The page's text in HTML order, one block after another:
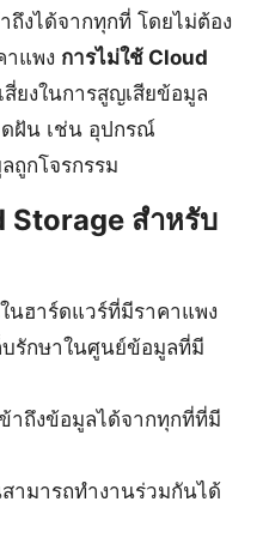
ถึงได้จากทุกที่ โดยไม่ต้อง
แพง การไม่ใช้ Cloud
สี่ยงในการสูญเสียข้อมูล
ฝัน เช่น อุปกรณ์
ถูกโจรกรรม
Storage สำหรับ
นฮาร์ดแวร์ที่มีราคาแพง
บรักษาในศูนย์ข้อมูลที่มี
าถึงข้อมูลได้จากทุกที่ที่มี
ามารถทำงานร่วมกันได้